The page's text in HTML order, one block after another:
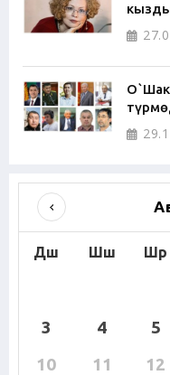
Дш Шш Шр
3
4 5
10
11 12